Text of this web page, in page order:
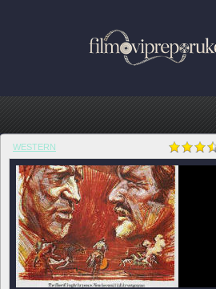
WESTERN